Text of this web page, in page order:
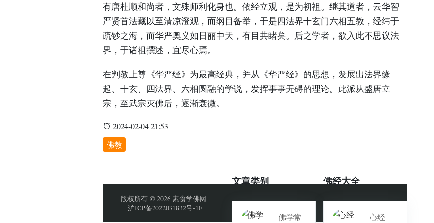
有唐杜顺和尚者，文殊师利化身也。依经立观，是为初祖。继其道者，云华智
严贤首法藏以至清凉澄观，而纲目备举，于是四法界十玄门六相五教，经纬于
疏钞之海，而华严奥义如日丽中天，有目共睹矣。后之学者，欲入此不思议法
界，于诸祖撰述，宜尽心焉。
在判教上尊《华严经》为最高经典，并从《华严经》的思想，发展出法界缘
起、十玄、四法界、六相圆融的学说，发挥事事无碍的理论。此派从盛唐立
宗，至武宗灭佛后，逐渐衰微。
2024-02-04 21:53
佛教
佛经大全
心经
文章类别
佛学常
版权所有 © 2026 素食学佛网
沪ICP备2022031832号-10